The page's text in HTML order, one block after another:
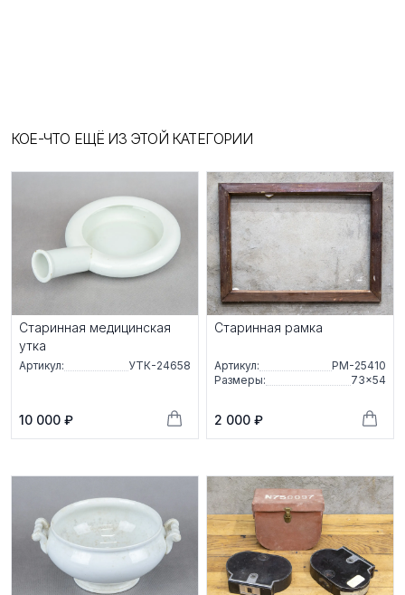
КОЕ-ЧТО ЕЩЁ ИЗ ЭТОЙ КАТЕГОРИИ
Старинная медицинская
утка
Артикул: УТК-24658
10 000 ₽
Старинная рамка
Артикул:
РМ-25410
Размеры:
73×54
2 000 ₽